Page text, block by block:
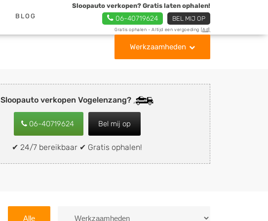
BLOG
Sloopauto verkopen? Gratis laten ophalen!
06-40719624 BEL MIJ OP
Gratis ophalen - Altijd een vergoeding [Ad]
Werkzaamheden
Sloopauto verkopen Vogelenzang?
06-40719624 Bel mij op
✔ 24/7 bereikbaar ✔ Gratis ophalen!
Alle